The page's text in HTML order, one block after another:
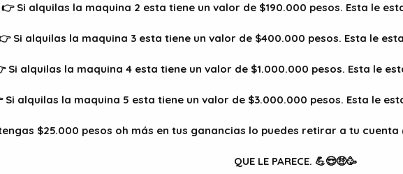
👉 Si alquilas la maquina 2 esta tiene un valor de $190.000 pesos. Esta le
Si alquilas la maquina 3 esta tiene un valor de $400.000 pesos. Esta le
Si alquilas la maquina 4 esta tiene un valor de $1.000.000 pesos. Esta le
Si alquilas la maquina 5 esta tiene un valor de $3.000.000 pesos. Esta le
$25.000 pesos oh más en tus ganancias lo puedes retirar a tu cuenta
QUE LE PARECE. 💪😎🤑🥳